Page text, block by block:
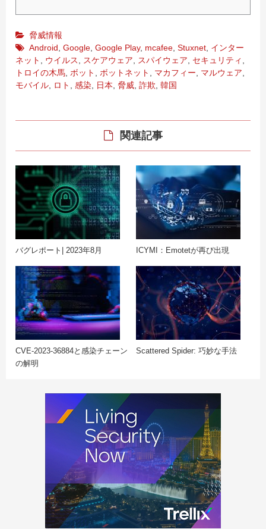
脅威情報
Android Google Google Play, mcafee Stuxnet インター
ネット
ウイルス スケアウェア スパイウェア セキュリティ
トロイの木馬 ボット ボットネット マカフィー マルウェア
モバイル
ロト 感染 日本 脅威 詐欺 韓国
関連記事
バグレポート| 2023年8月 ICYMI：Emotetが再び出現
CVE-2023-36884と感染チェーン
の解明
Scattered Spider: 巧妙な手法